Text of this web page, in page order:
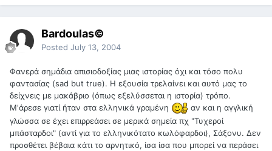
Bardoulas©
Posted July 13, 2004
Φανερά σημάδια απισιοδοξίας μιας ιστορίας όχι και τόσο πολυ
φαντασίας (sad but true). Η εξουσία τρελαίνει και αυτό μας το
δείχνεις με μακάβριο (όπως εξελύσσεται η ιστορία) τρόπο.
Μ'άρεσε γιατί ήταν στα ελληνικά γραμένη
αν και η αγγλική
γλώσσα σε έχει επιρρεάσει σε μερικά σημεία πχ "Τυχεροί
μπάσταρδοι" (αντί για το ελληνικότατο κωλόφαρδοι), Σάξονυ. Δεν
προσθέτει βέβαια κάτι το αρνητικό, ίσα ίσα που μπορεί να περάσει